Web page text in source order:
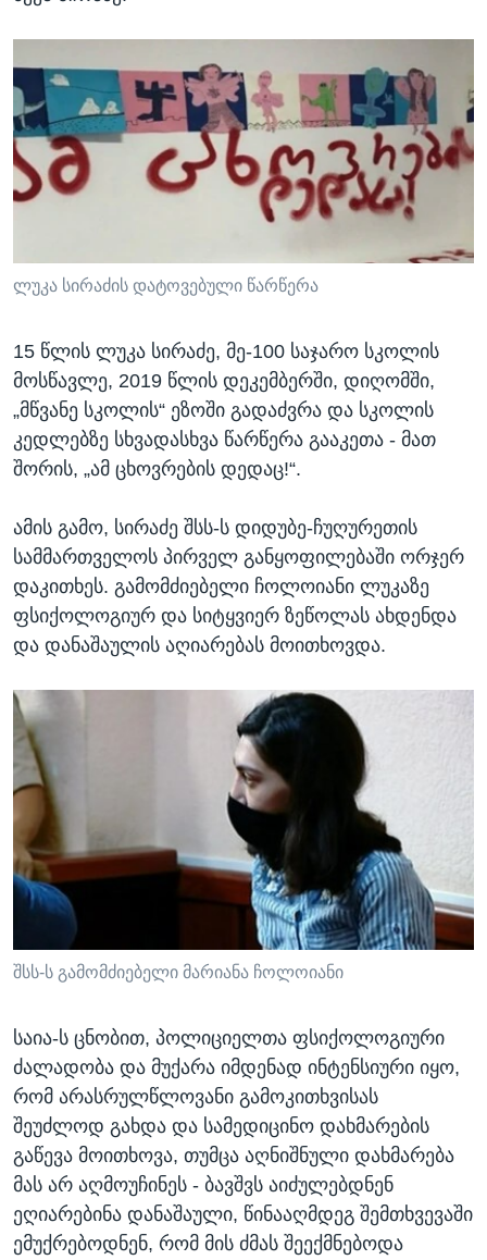
ლუკა სირაძის დატოვებული წარწერა
15 წლის ლუკა სირაძე, მე-100 საჯარო სკოლის
მოსწავლე, 2019 წლის დეკემბერში, დიღომში,
„მწვანე სკოლის“ ეზოში გადაძვრა და სკოლის
კედლებზე სხვადასხვა წარწერა გააკეთა - მათ
შორის, „ამ ცხოვრების დედაც!“.
ამის გამო, სირაძე შსს-ს დიდუბე-ჩუღურეთის
სამმართველოს პირველ განყოფილებაში ორჯერ
დაკითხეს. გამომძიებელი ჩოლოიანი ლუკაზე
ფსიქოლოგიურ და სიტყვიერ ზეწოლას ახდენდა
და დანაშაულის აღიარებას მოითხოვდა.
შსს-ს გამომძიებელი მარიანა ჩოლოიანი
საია-ს ცნობით, პოლიციელთა ფსიქოლოგიური
ძალადობა და მუქარა იმდენად ინტენსიური იყო,
რომ არასრულწლოვანი გამოკითხვისას
შეუძლოდ გახდა და სამედიცინო დახმარების
გაწევა მოითხოვა, თუმცა აღნიშნული დახმარება
მას არ აღმოუჩინეს - ბავშვს აიძულებდნენ
ეღიარებინა დანაშაული, წინააღმდეგ შემთხვევაში
ემუქრებოდნენ, რომ მის ძმას შეექმნებოდა